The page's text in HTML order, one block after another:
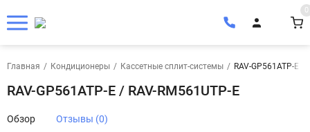
0
Главная / Кондиционеры / Кассетные сплит-системы / RAV-GP561ATP-E /
RAV-GP561ATP-E / RAV-RM561UTP-E
Обзор Отзывы (0)